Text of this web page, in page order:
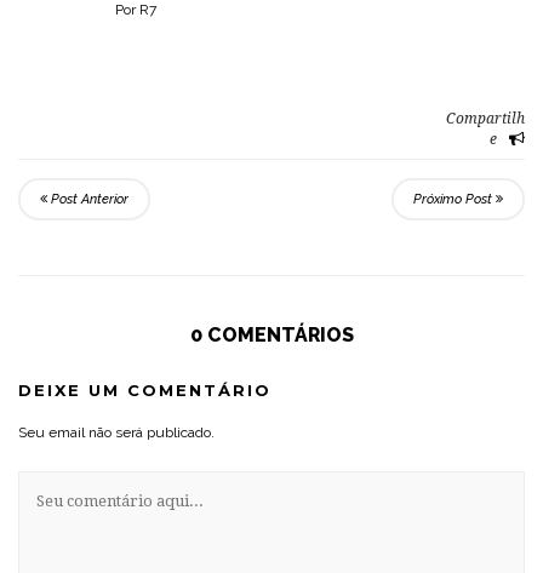
Por R7
Compartilh
e
Post Anterior Próximo Post
0 COMENTÁRIOS
DEIXE UM COMENTÁRIO
Seu email não será publicado.